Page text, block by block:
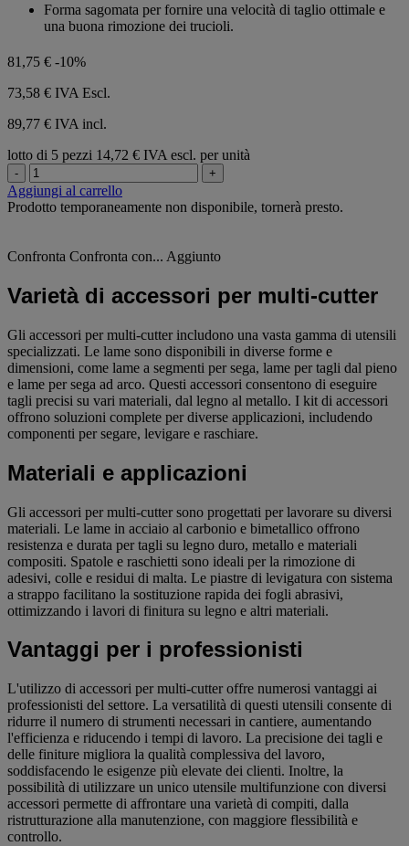
Forma sagomata per fornire una velocità di taglio ottimale e
una buona rimozione dei trucioli.
81,75 € -10%
73,58 € IVA Escl.
89,77 € IVA incl.
lotto di 5 pezzi 14,72 € IVA escl. per unità
- +
Aggiungi al carrello
Prodotto temporaneamente non disponibile, tornerà presto.
Confronta Confronta con... Aggiunto
Varietà di accessori per multi-cutter
Gli accessori per multi-cutter includono una vasta gamma di utensili
specializzati. Le lame sono disponibili in diverse forme e
dimensioni, come lame a segmenti per sega, lame per tagli dal pieno
e lame per sega ad arco. Questi accessori consentono di eseguire
tagli precisi su vari materiali, dal legno al metallo. I kit di accessori
offrono soluzioni complete per diverse applicazioni, includendo
componenti per segare, levigare e raschiare.
Materiali e applicazioni
Gli accessori per multi-cutter sono progettati per lavorare su diversi
materiali. Le lame in acciaio al carbonio e bimetallico offrono
resistenza e durata per tagli su legno duro, metallo e materiali
compositi. Spatole e raschietti sono ideali per la rimozione di
adesivi, colle e residui di malta. Le piastre di levigatura con sistema
a strappo facilitano la sostituzione rapida dei fogli abrasivi,
ottimizzando i lavori di finitura su legno e altri materiali.
Vantaggi per i professionisti
L'utilizzo di accessori per multi-cutter offre numerosi vantaggi ai
professionisti del settore. La versatilità di questi utensili consente di
ridurre il numero di strumenti necessari in cantiere, aumentando
l'efficienza e riducendo i tempi di lavoro. La precisione dei tagli e
delle finiture migliora la qualità complessiva del lavoro,
soddisfacendo le esigenze più elevate dei clienti. Inoltre, la
possibilità di utilizzare un unico utensile multifunzione con diversi
accessori permette di affrontare una varietà di compiti, dalla
ristrutturazione alla manutenzione, con maggiore flessibilità e
controllo.